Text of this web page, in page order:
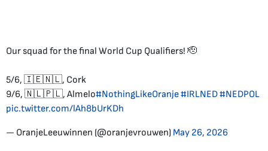
Our squad for the final World Cup Qualifiers! 🫡
5/6, 🇮🇪🇳🇱, Cork
9/6, 🇳🇱🇵🇱, Almelo#NothingLikeOranje#IRLNED#NEDPOL
pic.twitter.com/lAh8bUrKDh
— OranjeLeeuwinnen (@oranjevrouwen) May 26, 2026